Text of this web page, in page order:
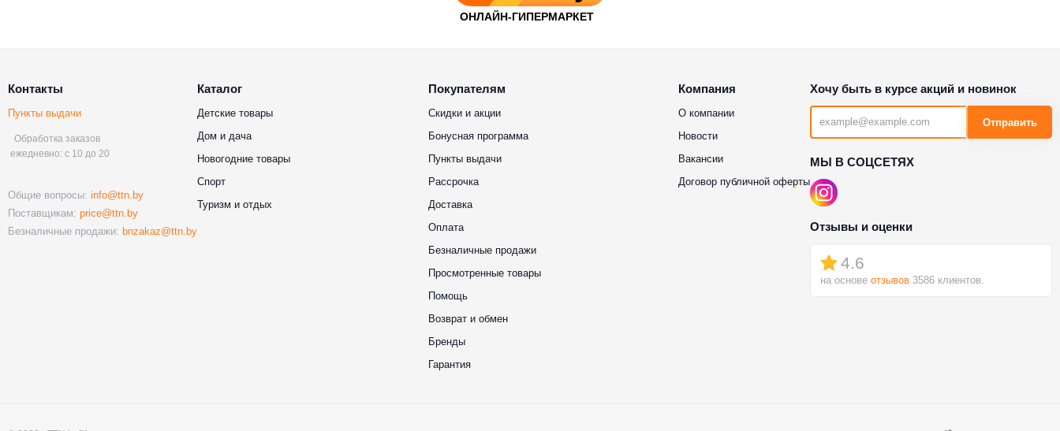
Контакты
Пункты выдачи
Обработка заказов
ежедневно: с 10 до 20
Общие вопросы: info@ttn.by
Поставщикам: price@ttn.by
Безналичные продажи: bnzakaz@ttn.by
Каталог
Детские товары
Дом и дача
Новогодние товары
Спорт
Туризм и отдых
Покупателям
Скидки и акции
Бонусная программа
Пункты выдачи
Рассрочка
Доставка
Оплата
Безналичные продажи
Просмотренные товары
Помощь
Возврат и обмен
Бренды
Гарантия
Компания
О компании
Новости
Вакансии
Договор публичной оферты
Хочу быть в курсе акций и новинок
Отправить
МЫ В СОЦСЕТЯХ
Отзывы и оценки
4.6
на основе отзывов 3586 клиентов.